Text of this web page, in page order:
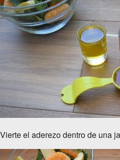
Vierte el aderezo dentro de una